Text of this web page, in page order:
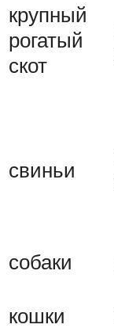
крупный
рогатый
скот
свиньи
собаки
кошки